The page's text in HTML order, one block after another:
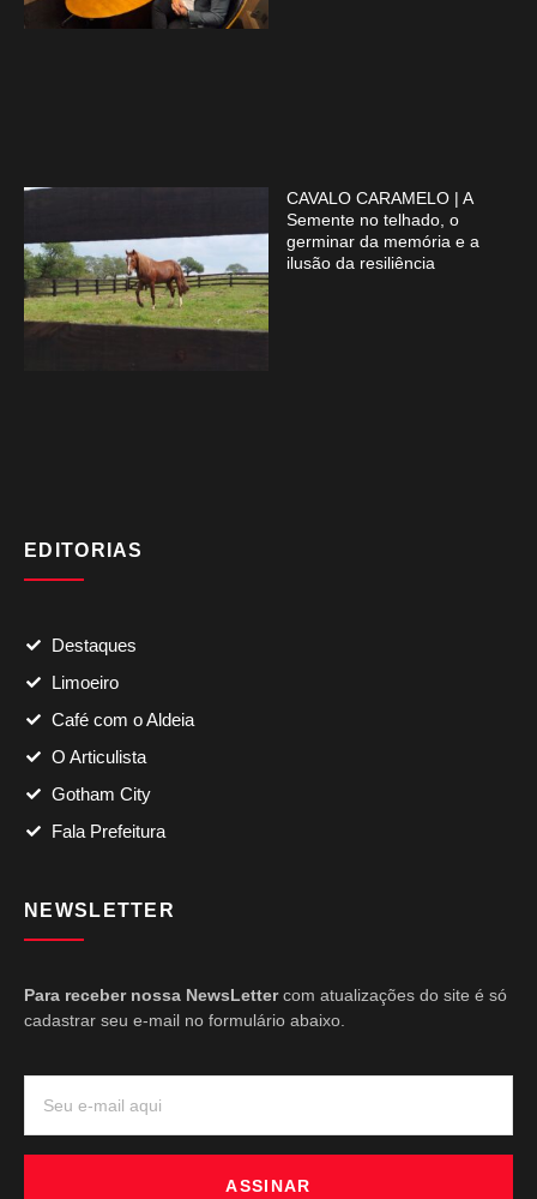
CAVALO CARAMELO | A
Semente no telhado, o
germinar da memória e a
ilusão da resiliência
EDITORIAS
Destaques
Limoeiro
Café com o Aldeia
O Articulista
Gotham City
Fala Prefeitura
NEWSLETTER
Para receber nossa NewsLettercom atualizações do site é só
cadastrar seu e-mail no formulário abaixo.
ASSINAR